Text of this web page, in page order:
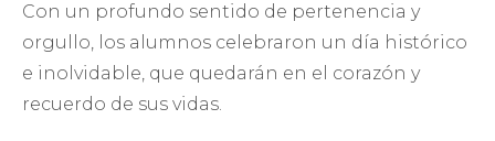
Con un profundo sentido de pertenencia y
orgullo, los alumnos celebraron un día histórico
e inolvidable, que quedarán en el corazón y
recuerdo de sus vidas.